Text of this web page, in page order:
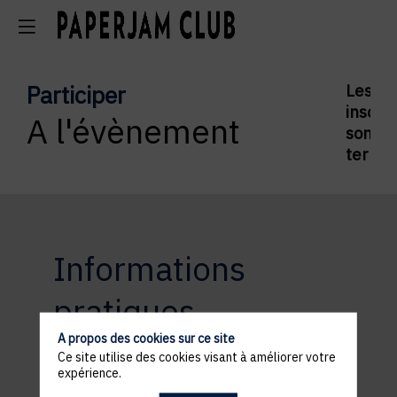
Participer
A l'évènement
Les
sont
Informations
pratiques
ACCÈS ET STATIONNEMENT
A propos des cookies sur ce site
Ce site utilise des cookies visant à améliorer votre
expérience.